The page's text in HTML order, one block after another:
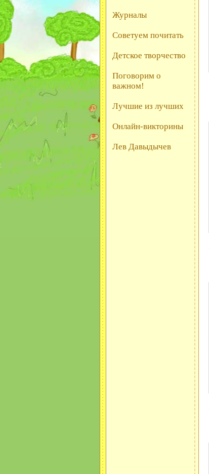
Журналы
Советуем почитать
Детское творчество
Поговорим о
важном!
Лучшие из лучших
Онлайн-викторины
Лев Давыдычев